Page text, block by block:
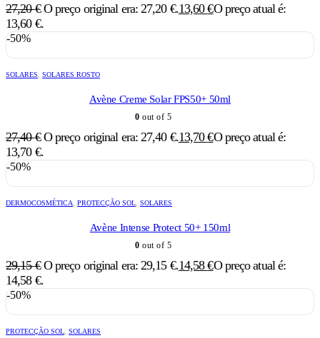
27,20€ O preço original era: 27,20 €.13,60€O preço atual é:
13,60 €.
-50%
SOLARES SOLARES ROSTO
Avène Creme Solar FPS50+ 50ml
0 out of 5
27,40€ O preço original era: 27,40 €.13,70€O preço atual é:
13,70 €.
-50%
DERMOCOSMÉTICA PROTECÇÃO SOL SOLARES
Avène Intense Protect 50+ 150ml
0 out of 5
29,15€ O preço original era: 29,15 €.14,58€O preço atual é:
14,58 €.
-50%
PROTECÇÃO SOL SOLARES